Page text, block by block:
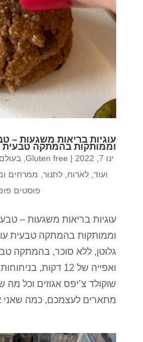
עוגיות בריאות משגעות –
וממותקות בהמתקה טבעית
ינו 7, 2022 |
Gluten free
ועוד ,לארוח ,לתנור ממרחים
פוסטים
עוגיות בריאות משגעות –
וממותקות בהמתקה טבעית
גלוטן, ללא סוכר, בהמתקה
ואפייה של 12 דקות,
שוקולד צ’יפס אגוזים וכל
מתארים לעצמכם, כמה שאני